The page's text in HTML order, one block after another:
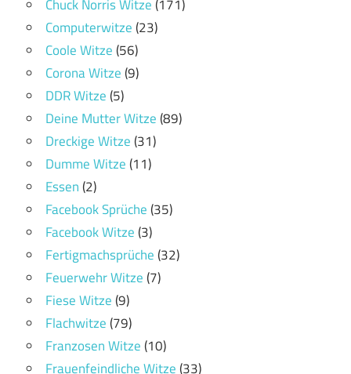
Chuck Norris Witze(171)
Computerwitze(23)
Coole Witze(56)
Corona Witze(9)
DDR Witze(5)
Deine Mutter Witze(89)
Dreckige Witze(31)
Dumme Witze(11)
Essen(2)
Facebook Sprüche(35)
Facebook Witze(3)
Fertigmachsprüche(32)
Feuerwehr Witze(7)
Fiese Witze(9)
Flachwitze(79)
Franzosen Witze(10)
Frauenfeindliche Witze(33)